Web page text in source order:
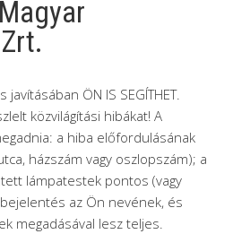
ÖN IS SEGÍTHET.
közvilágítási hibákat! A
a hiba előfordulásának
házszám vagy oszlopszám); a
lámpatestek pontos (vagy
az Ön nevének, és
megadásával lesz teljes.